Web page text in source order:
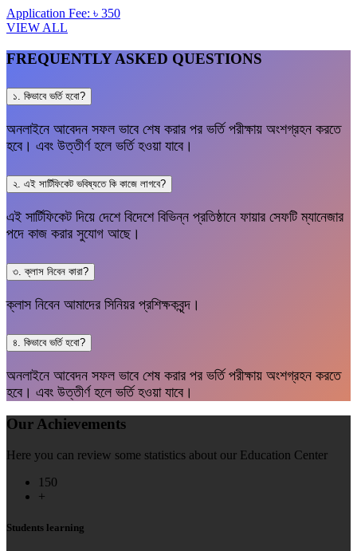
Application Fee: ৳ 350
VIEW ALL
FREQUENTLY ASKED QUESTIONS
১. কিভাবে ভর্তি হবো?
অনলাইনে আবেদন সফল ভাবে শেষ করার পর ভর্তি পরীক্ষায় অংশগ্রহন করতে
হবে। এবং উত্তীর্ণ হলে ভর্তি হওয়া যাবে।
২. এই সার্টিফিকেট ভবিষ্যতে কি কাজে লাগবে?
এই সার্টিফিকেট দিয়ে দেশে বিদেশে বিভিন্ন প্রতিষ্ঠানে ফায়ার সেফটি ম্যানেজার
পদে কাজ করার সুযোগ আছে।
৩. ক্লাস নিবেন কারা?
ক্লাস নিবেন আমাদের সিনিয়র প্রশিক্ষকবৃন্দ।
৪. কিভাবে ভর্তি হবো?
অনলাইনে আবেদন সফল ভাবে শেষ করার পর ভর্তি পরীক্ষায় অংশগ্রহন করতে
হবে। এবং উত্তীর্ণ হলে ভর্তি হওয়া যাবে।
Our Achievements
Here you can review some statistics about our Education Center
150
+
Students learning